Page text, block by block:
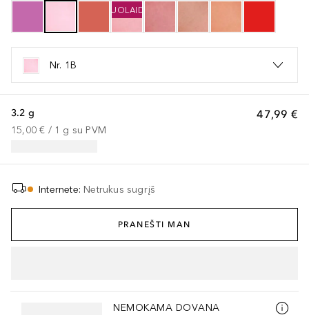
NUOLAIDA
Nr. 1B
47,99 €
3.2 g
15,00 € / 1 g su PVM
Internete: Netrukus sugrįš
PRANEŠTI MAN
Praleisti slankiklį
NEMOKAMA DOVANA